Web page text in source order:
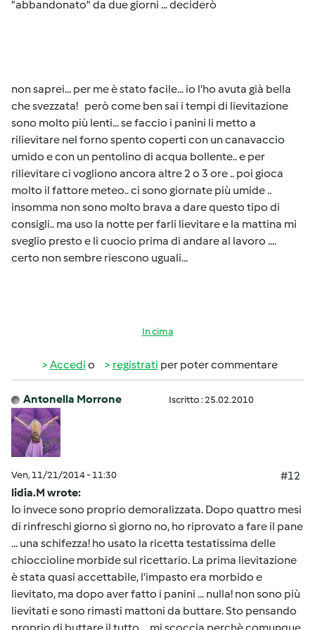
"abbandonato" da due giorni ... deciderò
non saprei... per me è stato facile... io l'ho avuta già bella
che svezzata! però come ben sai i tempi di lievitazione
sono molto più lenti... se faccio i panini li metto a
rilievitare nel forno spento coperti con un canavaccio
umido e con un pentolino di acqua bollente.. e per
rilievitare ci vogliono ancora altre 2 o 3 ore .. poi gioca
molto il fattore meteo.. ci sono giornate più umide ..
insomma non sono molto brava a dare questo tipo di
consigli.. ma uso la notte per farli lievitare e la mattina mi
sveglio presto e li cuocio prima di andare al lavoro ....
certo non sembre riescono uguali...
In cima
Accedi o registrati per poter commentare
Antonella Morrone Iscritto : 25.02.2010
Ven, 11/21/2014 - 11:30
#12
lidia.M wrote:
Io invece sono proprio demoralizzata. Dopo quattro mesi
di rinfreschi giorno sì giorno no, ho riprovato a fare il pane
... una schifezza! ho usato la ricetta testatissima delle
chioccioline morbide sul ricettario. La prima lievitazione
è stata quasi accettabile, l'impasto era morbido e
lievitato, ma dopo aver fatto i panini ... nulla! non sono più
lievitati e sono rimasti mattoni da buttare. Sto pensando